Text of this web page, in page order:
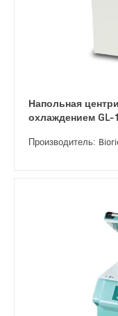
Напольная
охлаждением GL-
Производитель: